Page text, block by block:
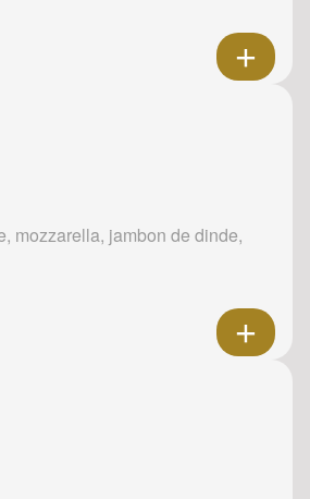
mozzarella, jambon de dinde,